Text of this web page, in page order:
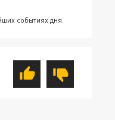
событиях дня.